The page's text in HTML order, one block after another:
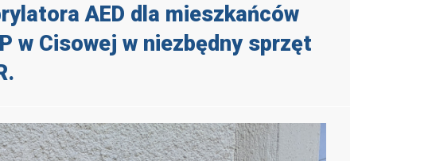
AED dla mieszkańców
w Cisowej w niezbędny sprzęt